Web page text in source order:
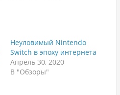
Неуловимый Nintendo
Switch в эпоху интернета
Апрель 30, 2020
В "Обзоры"